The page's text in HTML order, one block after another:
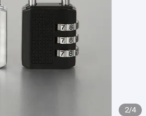
2/4